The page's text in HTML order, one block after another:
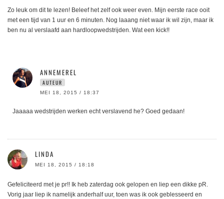
Zo leuk om dit te lezen! Beleef het zelf ook weer even. Mijn eerste race ooit
met een tijd van 1 uur en 6 minuten. Nog laaang niet waar ik wil zijn, maar ik
ben nu al verslaafd aan hardloopwedstrijden. Wat een kick!!
ANNEMEREL
AUTEUR
MEI 18, 2015 / 18:37
Jaaaaa wedstrijden werken echt verslavend he? Goed gedaan!
LINDA
MEI 18, 2015 / 18:18
Gefeliciteerd met je pr!! Ik heb zaterdag ook gelopen en liep een dikke pR.
Vorig jaar liep ik namelijk anderhalf uur, toen was ik ook geblesseerd en